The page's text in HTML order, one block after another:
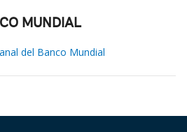
MUNDIAL
del Banco Mundial